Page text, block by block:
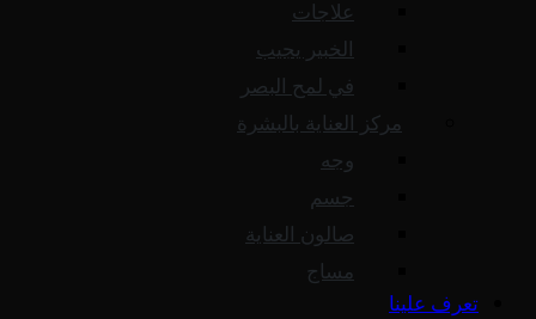
علاجات
الخبير يجيب
في لمح البصر
مركز العناية بالبشرة
وجه
جسم
صالون العناية
مساج
تعرف علينا